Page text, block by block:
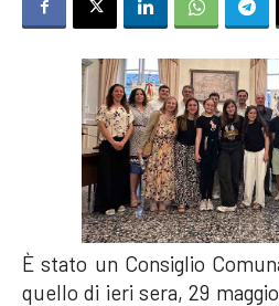
È stato un Consiglio
quello di ieri sera, 29